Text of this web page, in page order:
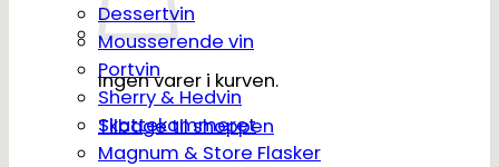
Ingen varer i kurven.
Tilbage til shoppen
Dessertvin
Mousserende vin
Portvin
Sherry & Hedvin
Skattekammeret
Magnum & Store Flasker